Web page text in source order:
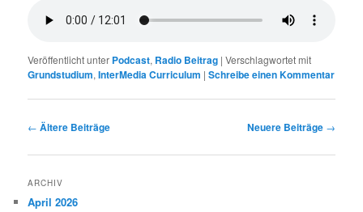
Veröffentlicht unter Podcast, Radio Beitrag |Verschlagwortet mit
Grundstudium,InterMedia Curriculum |Schreibe einen Kommentar
Beitragsnavigation
← Ältere Beiträge Neuere Beiträge →
ARCHIV
April 2026